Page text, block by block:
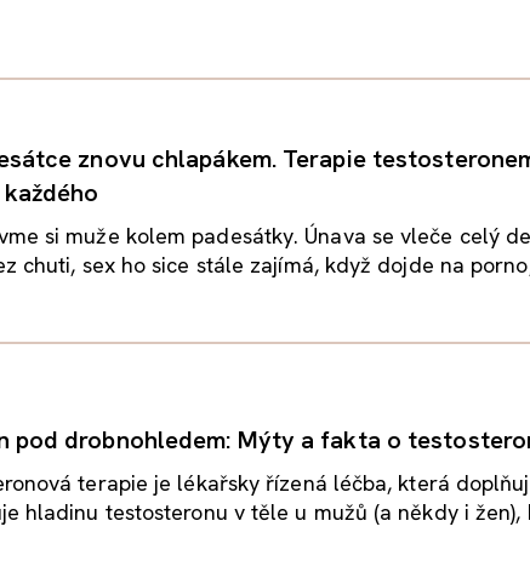
znovu chlapákem. Terapie
si muže kolem padesátky. Únava se vleče celý
chuti, sex ho sice stále zajímá, když dojde na
pod drobnohledem: Mýty a fakta o
terapie je lékařsky řízená léčba, která
hladinu testosteronu v těle u mužů (a někdy i žen),